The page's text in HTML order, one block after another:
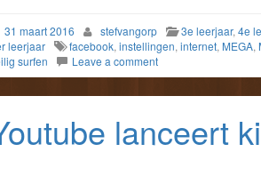
31 maart 2016 stefvangorp 3e leerjaar, 4e
leerjaar
facebook, instellingen, internet, MEGA,
surfen
Leave a comment
lanceert